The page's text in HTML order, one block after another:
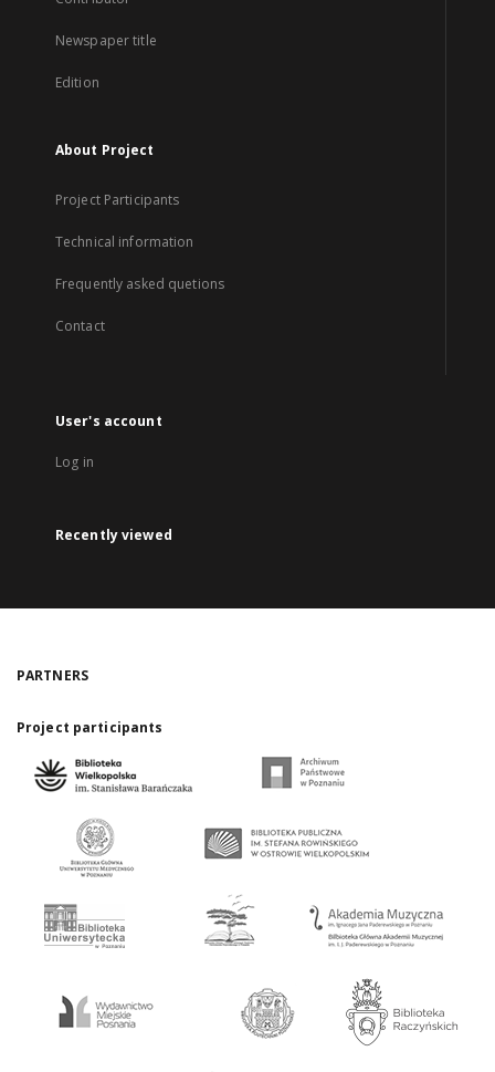
Newspaper title
Edition
About Project
Project Participants
Technical information
Frequently asked quetions
Contact
User's account
Log in
Recently viewed
PARTNERS
Project participants